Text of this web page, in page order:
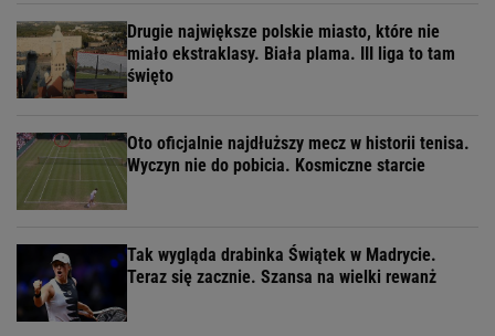
Drugie największe polskie miasto, które nie
miało ekstraklasy. Biała plama. III liga to tam
święto
Oto oficjalnie najdłuższy mecz w historii tenisa.
Wyczyn nie do pobicia. Kosmiczne starcie
Tak wygląda drabinka Świątek w Madrycie.
Teraz się zacznie. Szansa na wielki rewanż